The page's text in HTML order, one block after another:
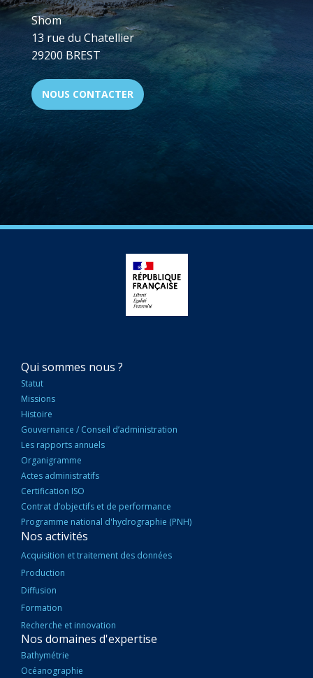
Shom
13 rue du Chatellier
29200 BREST
NOUS CONTACTER
NAVIGATION
PRINCIPALE
Qui sommes nous ?
Statut
Missions
Histoire
Gouvernance / Conseil d’administration
Les rapports annuels
Organigramme
Actes administratifs
Certification ISO
Contrat d’objectifs et de performance
Programme national d'hydrographie (PNH)
Nos activités
Acquisition et traitement des données
Production
Diffusion
Formation
Recherche et innovation
Nos domaines d'expertise
Bathymétrie
Océanographie